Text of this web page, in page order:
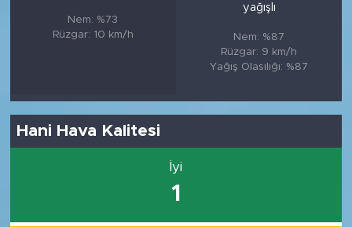
Nem: %73
Rüzgar: 10 km/h
yağışlı
Nem: %87
Rüzgar: 9 km/h
Yağış Olasılığı: %87
Hani Hava Kalitesi
İyi
1